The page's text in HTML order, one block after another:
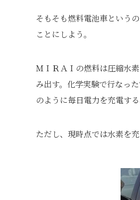
そもそも燃料電池車という
ことにしよう。
ＭＩＲＡＩの燃料は圧縮水
み出す。化学実験で行なっ
のように毎日電力を充電す
ただし、現時点では水素を